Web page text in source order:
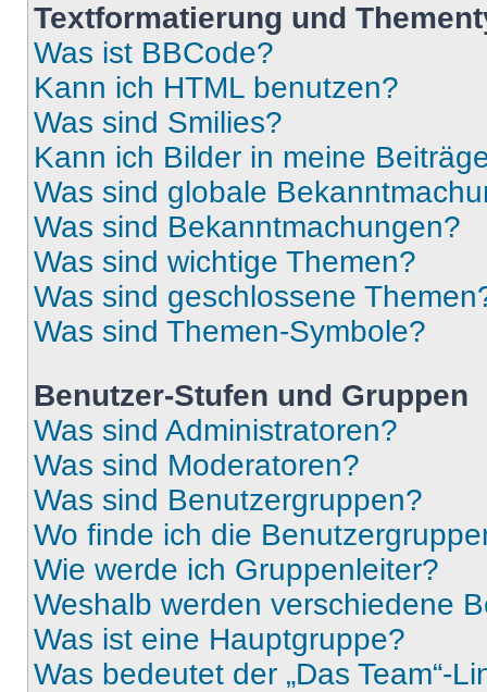
Textformatierung und
Was ist BBCode?
Kann ich HTML benutzen?
Was sind Smilies?
Kann ich Bilder in meine
Was sind globale
Was sind Bekanntmachungen?
Was sind wichtige Themen?
Was sind geschlossene
Was sind Themen-Symbole?
Benutzer-Stufen und Gruppen
Was sind Administratoren?
Was sind Moderatoren?
Was sind Benutzergruppen?
Wo finde ich die
Wie werde ich Gruppenleiter?
Weshalb werden verschiedene
Was ist eine Hauptgruppe?
Was bedeutet der „Das Team“-